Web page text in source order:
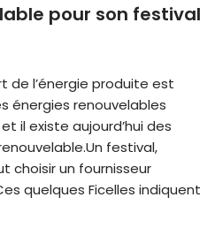
pour son festival
de l’énergie produite est
énergies renouvelables
il existe aujourd’hui des
festival,
choisir un fournisseur
quelques Ficelles indiquent